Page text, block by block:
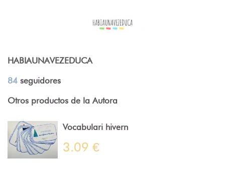
HABIAUNAVEZEDUCA
84 seguidores
Otros productos de la Autora
Vocabulari hivern
3.09 €